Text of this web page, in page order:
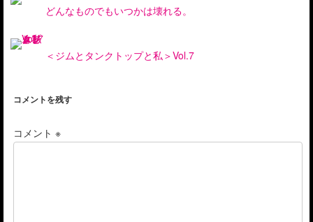
どんなものでもいつかは壊れる。
＜ジムとタンクトップと私＞Vol.7
コメントを残す
コメント ※